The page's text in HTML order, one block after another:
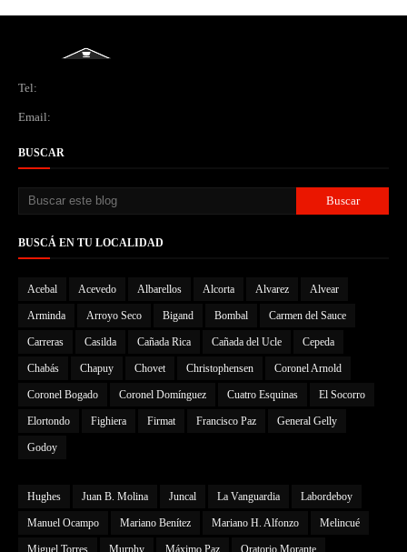
Tel:
Email:
BUSCAR
BUSCÁ EN TU LOCALIDAD
Acebal Acevedo Albarellos Alcorta Alvarez Alvear
Arminda Arroyo Seco Bigand Bombal Carmen del Sauce
Carreras Casilda Cañada Rica Cañada del Ucle Cepeda
Chabás Chapuy Chovet Christophensen Coronel Arnold
Coronel Bogado Coronel Domínguez Cuatro Esquinas El Socorro
Elortondo Fighiera Firmat Francisco Paz General Gelly
Godoy
Hughes Juan B. Molina Juncal La Vanguardia Labordeboy
Manuel Ocampo Mariano Benítez Mariano H. Alfonzo Melincué